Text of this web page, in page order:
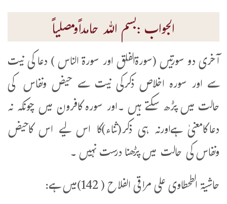
الجواب :بسم اللہ حامداًومصلیاً
آخری دو سورتیں (سورۃالفلق اور سورۃ الناس ) دعا کی نیت
سے اور سورہ اخلاص ذکرکی نیت سے حیض ونفاس کی
حالت میں پڑھ سکتے ہیں ۔اور سورہ کافرون میں چونکہ نہ
دعاکامعنیٰ ہےاورنہ ہی ذکر(ثناء)کا اس لیے اس کاحیض
ونفاس کی حالت میں پڑھنا درست نہیں ۔
حاشيۃ الطحطاوی على مراقی الفلاح ( 142)میں ہے: